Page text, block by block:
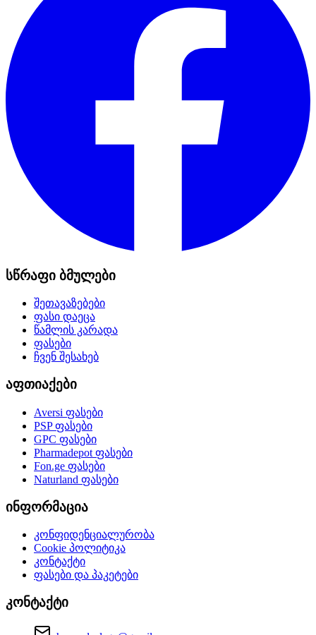
სწრაფი ბმულები
შეთავაზებები
ფასი დაეცა
წამლის კარადა
ფასები
ჩვენ შესახებ
აფთიაქები
Aversi ფასები
PSPფასები
GPC ფასები
Pharmadepot ფასები
Fon.ge ფასები
Naturland ფასები
ინფორმაცია
კონფიდენციალურობა
Cookie პოლიტიკა
კონტაქტი
ფასები და პაკეტები
კონტაქტი